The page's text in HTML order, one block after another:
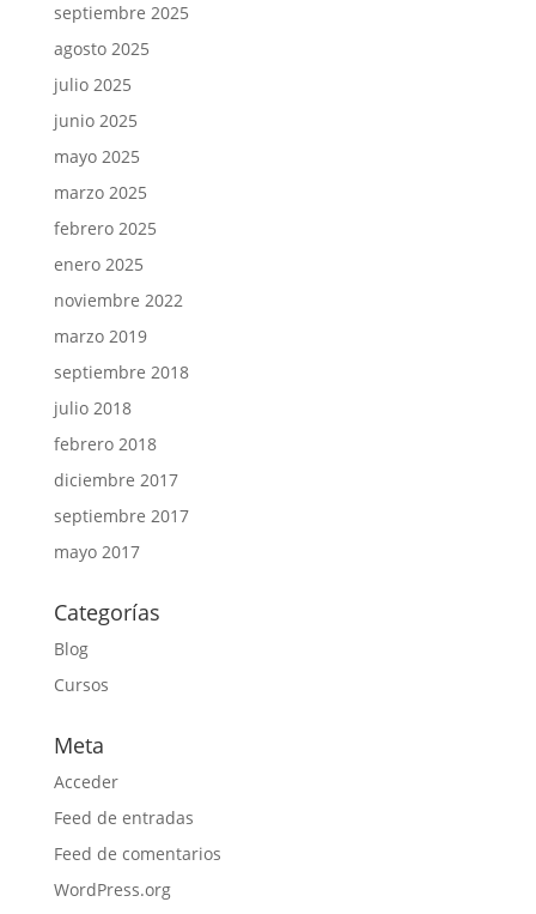
septiembre 2025
agosto 2025
julio 2025
junio 2025
mayo 2025
marzo 2025
febrero 2025
enero 2025
noviembre 2022
marzo 2019
septiembre 2018
julio 2018
febrero 2018
diciembre 2017
septiembre 2017
mayo 2017
Categorías
Blog
Cursos
Meta
Acceder
Feed de entradas
Feed de comentarios
WordPress.org